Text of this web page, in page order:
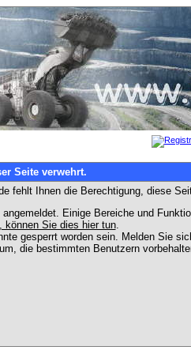
Seite verwehrt.
fehlt Ihnen die Berechtigung, diese
Einige Bereiche und
können Sie dies hier tun.
gesperrt worden sein. Melden Sie
die bestimmten Benutzern